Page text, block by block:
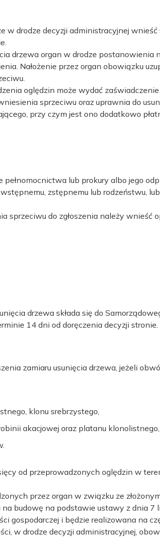
drodze decyzji administracyjnej wnieść
drzewa organ w drodze postanowienia
Nałożenie przez organ obowiązku
oględzin może wydać
sprzeciwu oraz uprawnia do
przy czym jest ono dodatkowo
lub prokury albo jego
zstępnemu lub rodzeństwu,
do zgłoszenia należy wnieść
drzewa składa się do
14 dni od doręczenia decyzji stronie.
zamiaru usunięcia drzewa, jeżeli
klonu srebrzystego,
akacjowej oraz platanu klonolistnego,
od przeprowadzonych oględzin w
przez organ w związku ze
budowę na podstawie ustawy z dnia 7
gospodarczej i będzie realizowana na
w drodze decyzji administracyjnej,